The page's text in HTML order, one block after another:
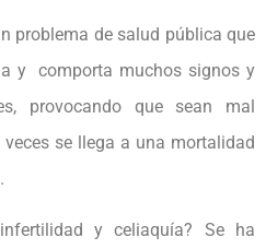
problema de salud pública que
y comporta muchos signos y
provocando que sean mal
se llega a una mortalidad
y celiaquía? Se ha